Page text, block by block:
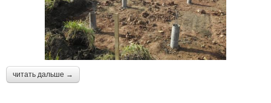
читать дальше →